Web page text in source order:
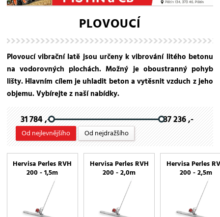
PLOVOUCÍ
Plovoucí vibrační latě jsou určeny k vibrování litého betonu
na vodorovných plochách. Možný je oboustranný pohyb
lišty. Hlavním cílem je uhladit beton a vytěsnit vzduch z jeho
objemu. Vybírejte z naší nabídky.
31 784 ,- 37 236 ,-
Od nejlevnějšího Od nejdražšího
Hervisa Perles RVH
200 - 1,5m
Hervisa Perles RVH
200 - 2,0m
Hervisa Perles
200 - 2,5m